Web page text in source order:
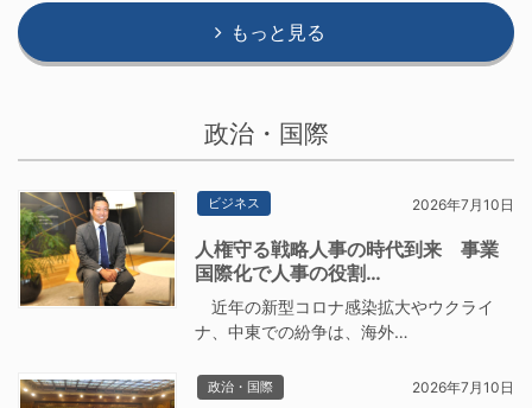
もっと見る
政治・国際
ビジネス 2026年7月10日
人権守る戦略人事の時代到来 事業
国際化で人事の役割…
近年の新型コロナ感染拡大やウクライ
ナ、中東での紛争は、海外…
政治・国際 2026年7月10日